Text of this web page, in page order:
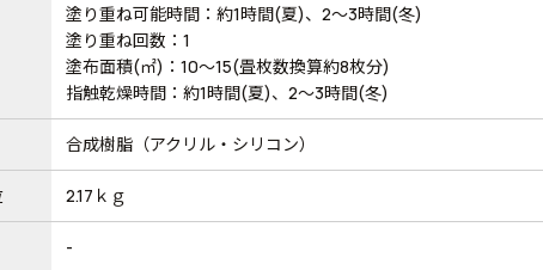
塗り重ね可能時間：約1時間(夏)、2～3時間(冬)
塗り重ね回数：1
塗布面積(㎡)：10～15(畳枚数換算約8枚分)
指触乾燥時間：約1時間(夏)、2～3時間(冬)
合成樹脂（アクリル・シリコン）
2.17ｋｇ
-